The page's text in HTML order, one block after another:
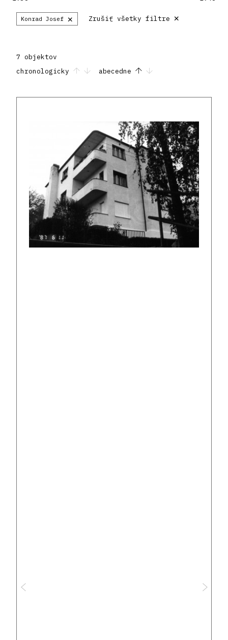
Konrad Josef × Zrušiť všetky filtre ×
7 objektov
chronologicky
abecedne